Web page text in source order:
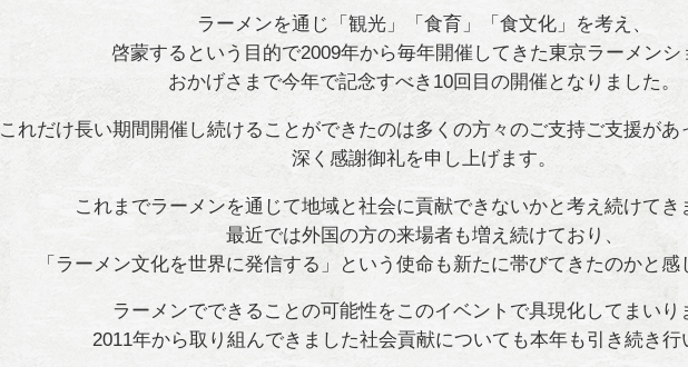
ラーメンを通じ「観光」「食育」「食文化」を考え、
啓蒙するという目的で2009年から毎年開催してきた東京ラーメンシ
おかげさまで今年で記念すべき10回目の開催となりました。
これだけ長い期間開催し続けることができたのは多くの方々のご支持ご支援があ
深く感謝御礼を申し上げます。
これまでラーメンを通じて地域と社会に貢献できないかと考え続けてき
最近では外国の方の来場者も増え続けており、
「ラーメン文化を世界に発信する」という使命も新たに帯びてきたのかと感
ラーメンでできることの可能性をこのイベントで具現化してまいり
2011年から取り組んできました社会貢献についても本年も引き続き行